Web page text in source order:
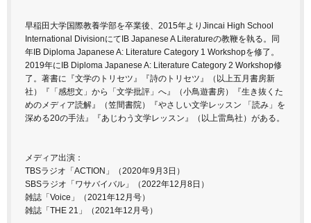
早稲田大学国際教養学部を卒業後、2015年よりJincai High School
International DivisionにてIB Japanese A Literatureの教鞭を執る。同
年IB Diploma Japanese A: Literature Category 1 Workshopを修了。
2019年にIB Diploma Japanese A: Literature Category 2 Workshop修
了。著書に『文学のトリセツ』『詩のトリセツ』（以上五月書房新
社）『「感想文」から「文学批評」へ』（小鳥遊書房）『生き抜くた
めのメディア読解』（笠間書院）『やさしい文学レッスン 「読み」を
深める20の手法』『あじわう文学レッスン』（以上雷鳥社）がある。
メディア出演：
TBSラジオ「ACTION」（2020年9月3日）
SBSラジオ「ワサバイバル」（2022年12月8日）
雑誌「Voice」（2021年12月号）
雑誌「THE 21」（2021年12月号）